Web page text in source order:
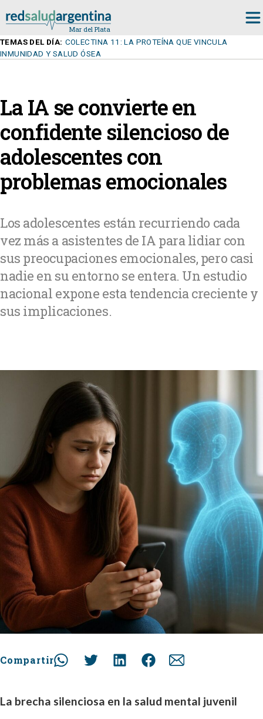
TEMAS DEL DÍA: COLECTINA 11: LA PROTEÍNA QUE VINCULA
INMUNIDAD Y SALUD ÓSEA
La IA se convierte en
confidente silencioso de
adolescentes con
problemas emocionales
Los adolescentes están recurriendo cada
vez más a asistentes de IA para lidiar con
sus preocupaciones emocionales, pero casi
nadie en su entorno se entera. Un estudio
nacional expone esta tendencia creciente y
sus implicaciones.
Compartir
La brecha silenciosa en la salud mental juvenil